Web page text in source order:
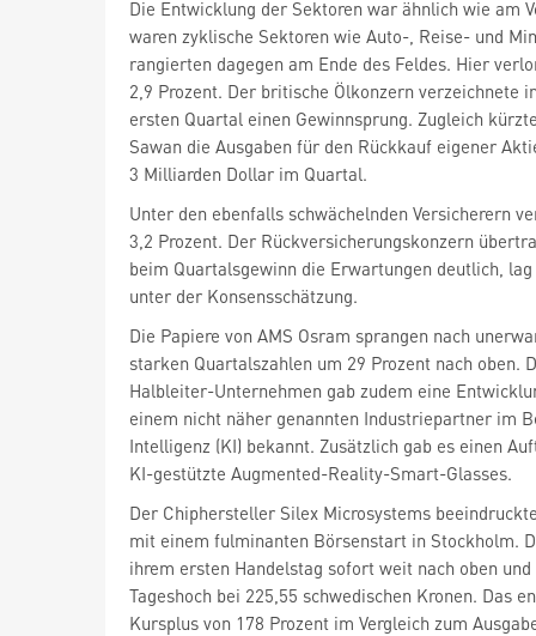
Die Entwicklung der Sektoren war ähnlich wie am
waren zyklische Sektoren wie Auto-, Reise- und
2,9 Prozent. Der britische Ölkonzern verzeichnete
ersten Quartal einen Gewinnsprung. Zugleich
Sawan die Ausgaben für den Rückkauf eigener
3 Milliarden Dollar im Quartal.
3,2 Prozent. Der Rückversicherungskonzern
beim Quartalsgewinn die Erwartungen deutlich,
unter der Konsensschätzung.
Die Papiere von AMS Osram sprangen nach
starken Quartalszahlen um 29 Prozent nach oben.
Halbleiter-Unternehmen gab zudem eine
einem nicht näher genannten Industriepartner im
Intelligenz (KI) bekannt. Zusätzlich gab es einen
KI-gestützte Augmented-Reality-Smart-Glasses.
Der Chiphersteller Silex Microsystems
mit einem fulminanten Börsenstart in Stockholm.
ihrem ersten Handelstag sofort weit nach oben
Tageshoch bei 225,55 schwedischen Kronen. Das
Kursplus von 178 Prozent im Vergleich zum